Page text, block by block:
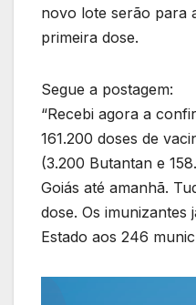
novo lote serão para
primeira dose.
Segue a postagem:
“Recebi agora a
161.200 doses de
(3.200 Butantan e
Goiás até amanhã.
dose. Os imunizantes
Estado aos 246